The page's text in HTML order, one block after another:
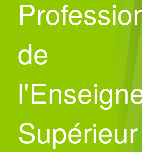
de
Supérieur